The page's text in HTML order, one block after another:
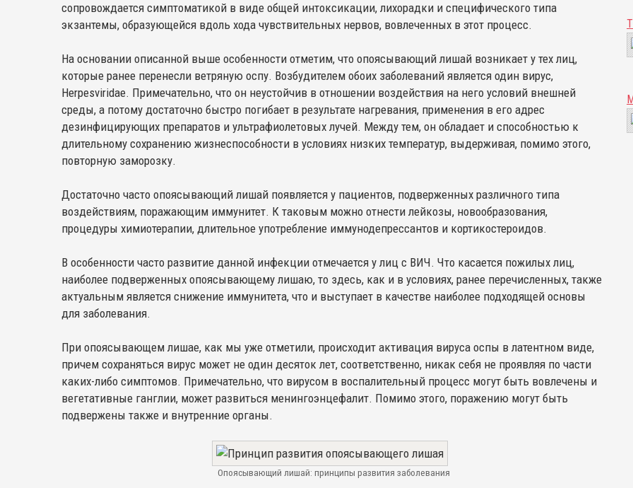
сопровождается симптоматикой в виде общей интоксикации, лихорадки и специфического типа
экзантемы, образующейся вдоль хода чувствительных нервов, вовлеченных в этот процесс.
На основании описанной выше особенности отметим, что опоясывающий лишай возникает у тех лиц,
которые ранее перенесли ветряную оспу. Возбудителем обоих заболеваний является один вирус,
Herpesviridae. Примечательно, что он неустойчив в отношении воздействия на него условий внешней
среды, а потому достаточно быстро погибает в результате нагревания, применения в его адрес
дезинфицирующих препаратов и ультрафиолетовых лучей. Между тем, он обладает и способностью к
длительному сохранению жизнеспособности в условиях низких температур, выдерживая, помимо этого,
повторную заморозку.
Достаточно часто опоясывающий лишай появляется у пациентов, подверженных различного типа
воздействиям, поражающим иммунитет. К таковым можно отнести лейкозы, новообразования,
процедуры химиотерапии, длительное употребление иммунодепрессантов и кортикостероидов.
В особенности часто развитие данной инфекции отмечается у лиц с ВИЧ. Что касается пожилых лиц,
наиболее подверженных опоясывающему лишаю, то здесь, как и в условиях, ранее перечисленных, также
актуальным является снижение иммунитета, что и выступает в качестве наиболее подходящей основы
для заболевания.
При опоясывающем лишае, как мы уже отметили, происходит активация вируса оспы в латентном виде,
причем сохраняться вирус может не один десяток лет, соответственно, никак себя не проявляя по части
каких-либо симптомов. Примечательно, что вирусом в воспалительный процесс могут быть вовлечены и
вегетативные ганглии, может развиться менингоэнцефалит. Помимо этого, поражению могут быть
подвержены также и внутренние органы.
Опоясывающий лишай: принципы развития заболевания